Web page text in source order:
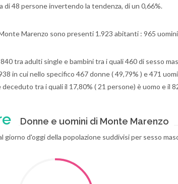
di 48 persone invertendo la tendenza, di un 0,66%.
Marenzo sono presenti 1.923 abitanti : 965
tra adulti single e bambini tra i quali 460 di sesso
in cui nello specifico 467 donne ( 49,79% ) e 471
tra i quali il 17,80% ( 21 persone) è uomo e il
Donne e uomini di Monte Marenzo
giorno d'oggi della popolazione suddivisi per sesso